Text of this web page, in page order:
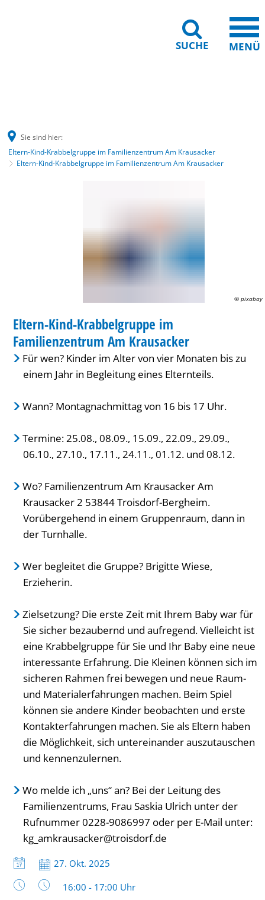
SUCHE MENÜ
Sie sind hier:
Eltern-Kind-Krabbelgruppe im Familienzentrum Am Krausacker
Eltern-Kind-Krabbelgruppe im Familienzentrum Am Krausacker
Krabbelgruppe
Familienzentrum
Krausacker
© pixabay
KATEGORIE: FAMILIENZENTRUM / KITA
Eltern-Kind-Krabbelgruppe im
Familienzentrum Am Krausacker
Für wen? Kinder im Alter von vier Monaten bis zu
einem Jahr in Begleitung eines Elternteils.
Wann? Montagnachmittag von 16 bis 17 Uhr.
Termine: 25.08., 08.09., 15.09., 22.09., 29.09.,
06.10., 27.10., 17.11., 24.11., 01.12. und 08.12.
Wo? Familienzentrum Am Krausacker Am
Krausacker 2 53844 Troisdorf-Bergheim.
Vorübergehend in einem Gruppenraum, dann in
der Turnhalle.
Wer begleitet die Gruppe? Brigitte Wiese,
Erzieherin.
Zielsetzung? Die erste Zeit mit Ihrem Baby war für
Sie sicher bezaubernd und aufregend. Vielleicht ist
eine Krabbelgruppe für Sie und Ihr Baby eine neue
interessante Erfahrung. Die Kleinen können sich im
sicheren Rahmen frei bewegen und neue Raum-
und Materialerfahrungen machen. Beim Spiel
können sie andere Kinder beobachten und erste
Kontakterfahrungen machen. Sie als Eltern haben
die Möglichkeit, sich untereinander auszutauschen
und kennenzulernen.
Wo melde ich „uns“ an? Bei der Leitung des
Familienzentrums, Frau Saskia Ulrich unter der
Rufnummer 0228-9086997 oder per E-Mail unter:
kg_amkrausacker@troisdorf.de
Datum:
27. Okt. 2025
Uhrzeit:
16:00 - 17:00 Uhr